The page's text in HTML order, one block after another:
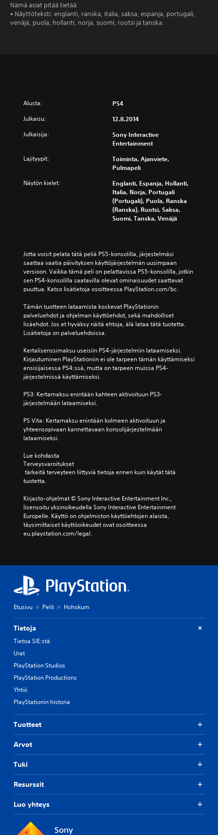
Nämä asiat pitää tietää:
• Näyttöteksti: englanti, ranska, italia, saksa, espanja, portugali,
venäjä, puola, hollanti, norja, suomi, ruotsi ja tanska.
Alusta: PS4
Julkaisu: 12.8.2014
Julkaisija:
Sony Interactive
Entertainment
Lajityypit:
Toiminta, Ajanviete,
Pulmapeli
Näytön kielet:
Englanti, Espanja, Hollanti,
Italia, Norja, Portugali
(Portugali), Puola, Ranska
(Ranska), Ruotsi, Saksa,
Suomi, Tanska, Venäjä
Jotta voisit pelata tätä peliä PS5-konsolilla, järjestelmäsi
saattaa vaatia päivityksen käyttöjärjestelmän uusimpaan
versioon. Vaikka tämä peli on pelattavissa PS5-konsolilla, jotkin
sen PS4-konsolilla saatavilla olevat ominaisuudet saattavat
puuttua. Katso lisätietoja osoitteessa PlayStation.com/bc.
Tämän tuotteen lataamista koskevat PlayStationin
palveluehdot ja ohjelman käyttöehdot, sekä mahdolliset
lisäehdot. Jos et hyväksy näitä ehtoja, älä lataa tätä tuotetta.
Lisätietoja on palveluehdoissa.
Kertalisenssimaksu useisiin PS4-järjestelmiin lataamiseksi.
Kirjautuminen PlayStationiin ei ole tarpeen tämän käyttämiseksi
ensisijaisessa PS4:ssä, mutta on tarpeen muissa PS4-
järjestelmissä käyttämiseksi.
PS3: Kertamaksu enintään kahteen aktivoituun PS3-
järjestelmään lataamiseksi.
PS Vita: Kertamaksu enintään kolmeen aktivoituun ja
yhteensopivaan kannettavaan konsolijärjestelmään
lataamiseksi.
Lue kohdasta
Terveysvaroitukset
tuotetta.
Kirjasto-ohjelmat © Sony Interactive Entertainment Inc.,
lisensoitu yksinoikeudella Sony Interactive Entertainment
Europelle. Käyttö on ohjelmiston käyttöehtojen alaista,
täysimittaiset käyttöoikeudet ovat osoitteessa
eu.playstation.com/legal.
Etusivu Pelit Hohokum
Tietoja
Tietoa SIE:stä
Urat
PlayStation Studios
PlayStation Productions
Yhtiö
PlayStationin historia
Tuotteet
Arvot
Tuki
Resurssit
Luo yhteys